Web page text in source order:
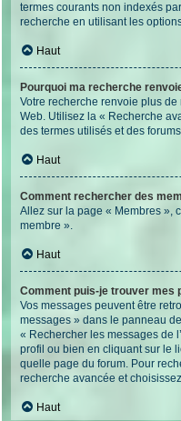
termes courants non indexés
recherche en utilisant les
Haut
Pourquoi ma recherche
Votre recherche renvoie plus
Web. Utilisez la « Recherche
des termes utilisés et des
Haut
Comment rechercher des
Allez sur la page « Membres »,
membre ».
Haut
Comment puis-je trouver mes
Vos messages peuvent être
messages » dans le panneau
« Rechercher les messages de
profil ou bien en cliquant sur le
quelle page du forum. Pour
recherche avancée et
Haut